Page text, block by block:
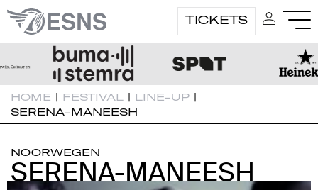
TICKETS
HOME | FESTIVAL | LINE-UP |
SERENA-MANEESH
NOORWEGEN
SERENA-MANEESH
SERENA-MANEESH